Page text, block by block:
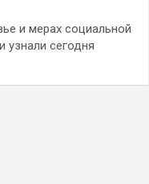
и мерах социальной
сегодня